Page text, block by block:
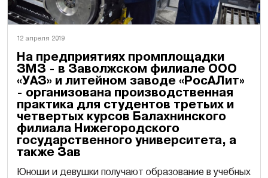
12 апреля 2019
На предприятиях промплощадки
ЗМЗ - в Заволжском филиале ООО
«УАЗ» и литейном заводе «РосАЛит»
- организована производственная
практика для студентов третьих и
четвертых курсов Балахнинского
филиала Нижегородского
государственного университета, а
также Зав
Юноши и девушки получают образование в учебных